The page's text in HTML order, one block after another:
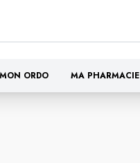
ORDO MA PHARMACIE